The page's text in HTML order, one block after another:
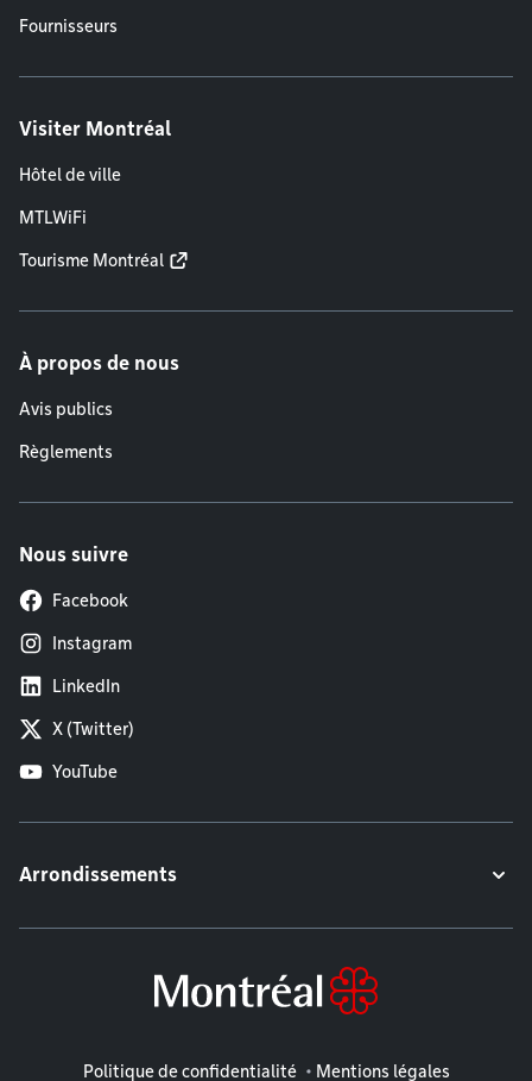
Fournisseurs
Visiter Montréal
Hôtel de ville
MTLWiFi
Tourisme Montréal
À propos de nous
Avis publics
Règlements
Nous suivre
Facebook
Instagram
LinkedIn
X (Twitter)
YouTube
Arrondissements
Mentions légales
Politique de confidentialité Mentions légales